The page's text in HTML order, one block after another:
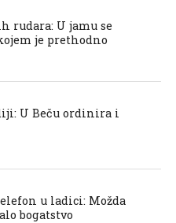
rudara: U jamu se
je prethodno
U Beču ordinira i
u ladici: Možda
bogatstvo